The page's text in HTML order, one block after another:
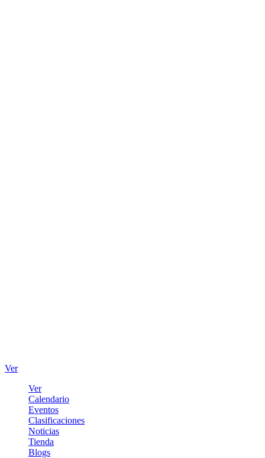
Ver
Ver
Calendario
Eventos
Clasificaciones
Noticias
Tienda
Blogs